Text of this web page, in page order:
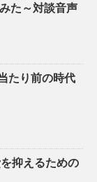
た～対談音声
たり前の時代
抑えるための